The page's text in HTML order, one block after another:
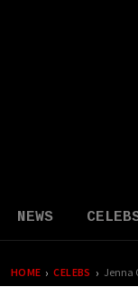
NEWS
HOME › CELEBS › Jenna